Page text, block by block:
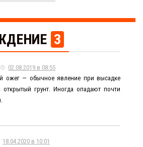
3
02.08.2019 в 08:55
ожег — обычное явление при высадке
открытый грунт. Иногда опадают почти
18.04.2020 в 10:01